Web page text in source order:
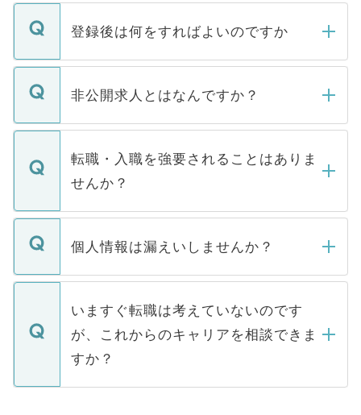
登録後は何をすればよいのですか
ご登録いただきましたら、弊社担当者がご
登録内容を確認し、その後メールもしくは
ます。通常、5営業日以内にはご連絡をせて
いただきますので、しばらくお待ちくださ
非公開求人とはなんですか？
マイナビDOCTORで取り扱っている求人の
うち約3割は、Webサイトからご覧いただ
けない「非公開求人」です。非公開求人は
下記の理由によって、一般には公開してい
ません。
■応募殺到を避けるため 人気のある医療機
関を公にしてしまうと、応募が殺到する場
に、医療機関が求める条件に合った人材の
みを人材紹介会社に依頼するケースが増え
ています。
転職・入職を強要されることはありま
せんか？
転職・入職を強要することは一切ありませ
ん。また、仮に応募先から内定をいただい
定を承諾する必要はありません。内定先へ
の辞退の連絡はキャリアパートナーが行い
個人情報は漏えいしませんか？
個人情報が漏えいすることはありませんの
で、ご安心ください。当サイトからの登録
などで収集したご登録者様の個人情報は、
ご本人のキャリアアップおよび転職活動の
支援を目的に使用いたします。お預かりし
ているすべての個人データはご本人の許可
いますぐ転職は考えていないのです
が、これからのキャリアを相談できま
すか？